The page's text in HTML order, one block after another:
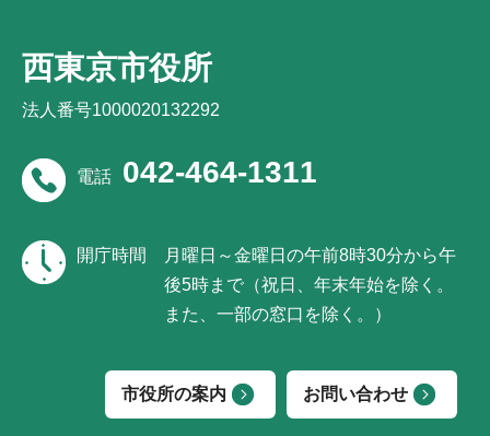
西東京市役所
法人番号1000020132292
電話 042-464-1311
開庁時間
月曜日～金曜日の午前8時30分から午
後5時まで（祝日、年末年始を除く。
また、一部の窓口を除く。）
市役所の案内 お問い合わせ